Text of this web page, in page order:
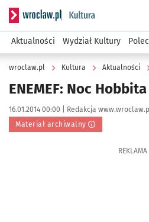
Serwis informacyjny wroclaw.pl
Aktualności Wydział Kultury
wroclaw.pl Kultura Aktualności
ENEMEF: Noc
Data publikacji:
16.01.2014 00:00 | Autor:
Redakcja
Materiał archiwalny
REKLAMA